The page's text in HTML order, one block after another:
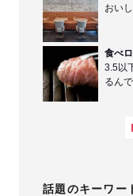
おい
食べ
3.5以
るんで
話題のキーワー